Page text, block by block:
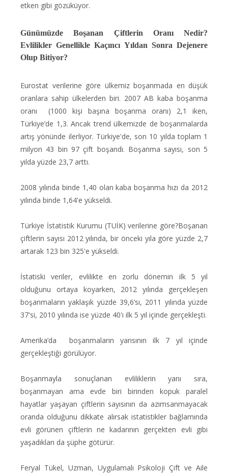
etken gibi gözüküyor.
Günümüzde Boşanan Çiftlerin Oranı Nedir?
Evlilikler Genellikle Kaçıncı Yıldan Sonra Dejenere
Olup Bitiyor?
Eurostat verilerine göre ülkemiz boşanmada en düşük
oranlara sahip ülkelerden biri. 2007 AB kaba boşanma
oranı (1000 kişi başına boşanma oranı) 2,1 iken,
Türkiye’de 1,3. Ancak trend ülkemizde de boşanmalarda
artış yönünde ilerliyor. Türkiye'de, son 10 yılda toplam 1
milyon 43 bin 97 çift boşandı. Boşanma sayısı, son 5
yılda yüzde 23,7 arttı.
2008 yılında binde 1,40 olan kaba boşanma hızı da 2012
yılında binde 1,64'e yükseldi.
Türkiye İstatistik Kurumu (TUİK) verilerine göre?Boşanan
çiftlerin sayısı 2012 yılında, bir önceki yıla göre yüzde 2,7
artarak 123 bin 325'e yükseldi.
İstatiski veriler, evlilikte en zorlu dönemin ilk 5 yıl
olduğunu ortaya koyarken, 2012 yılında gerçekleşen
boşanmaların yaklaşık yüzde 39,6’sı, 2011 yılında yüzde
37'si, 2010 yılında ise yüzde 40'ı ilk 5 yıl içinde gerçekleşti.
Amerika’da boşanmaların yarısının ilk 7 yıl içinde
gerçekleştiği görülüyor.
Boşanmayla sonuçlanan evliliklerin yanı sıra,
boşanmayan ama evde biri birinden kopuk paralel
hayatlar yaşayan çiftlerin sayısının da azımsanmayacak
oranda olduğunu dikkate alırsak istatistikler bağlamında
evli görünen çiftlerin ne kadarının gerçekten evli gibi
yaşadıkları da şüphe götürür.
Feryal Tükel, Uzman, Uygulamalı Psikoloji Çift ve Aile